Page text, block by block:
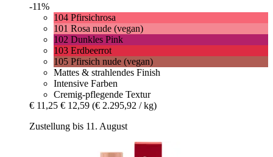
-11%
104 Pfirsichrosa
101 Rosa nude (vegan)
102 Dunkles Pink
103 Erdbeerrot
105 Pfirsich nude (vegan)
Mattes & strahlendes Finish
Intensive Farben
Cremig-pflegende Textur
€ 11,25 € 12,59 (€ 2.295,92 / kg)
Zustellung bis 11. August